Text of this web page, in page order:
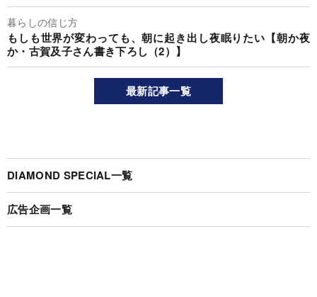
暮らしの信じ方
もしも世界が変わっても、朝に起き出し夜眠りたい【朝か夜
か・古賀及子さん書き下ろし（2）】
最新記事一覧
DIAMOND SPECIAL一覧
広告企画一覧